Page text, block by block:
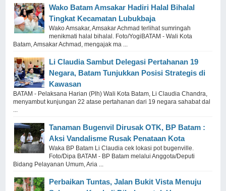
Wako Batam Amsakar Hadiri Halal Bihalal
Tingkat Kecamatan Lubukbaja
Wako Amsakar, Amsakar Achmad terlihat sumringah
menikmati halal bihalal. Foto/YogiBATAM - Wali Kota
Batam, Amsakar Achmad, mengajak ma ...
Li Claudia Sambut Delegasi Pertahanan 19
Negara, Batam Tunjukkan Posisi Strategis di
Kawasan
BATAM - Pelaksana Harian (Plh) Wali Kota Batam, Li Claudia Chandra,
menyambut kunjungan 22 atase pertahanan dari 19 negara sahabat dal
...
Tanaman Bugenvil Dirusak OTK, BP Batam :
Aksi Vandalisme Rusak Penataan Kota
Waka BP Batam Li Claudia cek lokasi pot bugenville.
Foto/Dipa BATAM - BP Batam melalui Anggota/Deputi
Bidang Pelayanan Umum, Aria ...
Perbaikan Tuntas, Jalan Bukit Vista Menuju